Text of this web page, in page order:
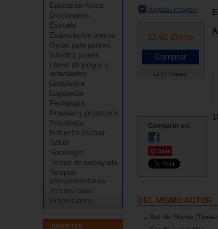
Educación física
Diccionarios
Escuela
Estimulación precoz
Guías para padres
Infantil y juvenil
Libros de juegos y
actividades
Lingüística
Logopedia
Pedagogía
Pruebas y protocolos
Psicología
Refuerzo escolar
Salud
Sociología
Temas de autoayuda
Terapias
complementarias
Tercera edad
Promociones
Ampliar imagen
12.62 Euros
12.04 Dólares*
Compartir en:
Save
DEL MISMO AUTOR
Set de Pinzas